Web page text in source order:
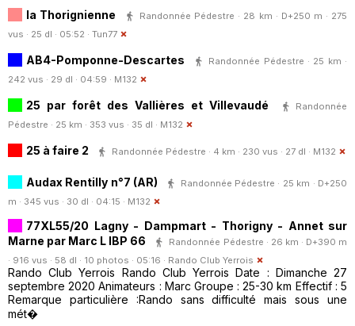
la Thorignienne
Randonnée Pédestre · 28 km · D+250 m · 275
vus · 25 dl · 05:52 · Tun77
AB4-Pomponne-Descartes
Randonnée Pédestre · 25 km ·
242 vus · 29 dl · 04:59 · M132
25 par forêt des Vallières et Villevaudé
Randonnée
Pédestre · 25 km · 353 vus · 35 dl · M132
25 à faire 2 Randonnée Pédestre · 4 km · 230 vus · 27 dl · M132
Audax Rentilly n°7 (AR)
Randonnée Pédestre · 25 km · D+250
m · 345 vus · 30 dl · 04:15 · M132
77XL55/20 Lagny - Dampmart - Thorigny - Annet sur
Marne par Marc L IBP 66
Randonnée Pédestre · 26 km · D+390 m
· 916 vus · 58 dl · 10 photos · 05:16 · Rando Club Yerrois
Rando Club Yerrois Rando Club Yerrois Date : Dimanche 27
septembre 2020 Animateurs : Marc Groupe : 25-30 km Effectif : 5
Remarque particulière :Rando sans difficulté mais sous une
mét�